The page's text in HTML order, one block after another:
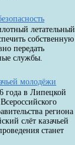
летательный
собственную
передать
службы.
молодёжи
года в Липецкой
региона
слёт казачьей
станет